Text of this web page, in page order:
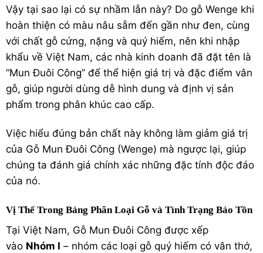
Vậy tại sao lại có sự nhầm lẫn này? Do gỗ Wenge khi
hoàn thiện có màu nâu sẫm đến gần như đen, cùng
với chất gỗ cứng, nặng và quý hiếm, nên khi nhập
khẩu về Việt Nam, các nhà kinh doanh đã đặt tên là
“Mun Đuôi Công” để thể hiện giá trị và đặc điểm vân
gỗ, giúp người dùng dễ hình dung và định vị sản
phẩm trong phân khúc cao cấp.
Việc hiểu đúng bản chất này không làm giảm giá trị
của Gỗ Mun Đuôi Công (Wenge) mà ngược lại, giúp
chúng ta đánh giá chính xác những đặc tính độc đáo
của nó.
Vị Thế Trong Bảng Phân Loại Gỗ và Tình Trạng Bảo Tồn
Tại Việt Nam, Gỗ Mun Đuôi Công được xếp
vào Nhóm I – nhóm các loại gỗ quý hiếm có vân thớ,